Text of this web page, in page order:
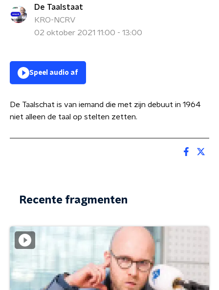
De Taalstaat
KRO-NCRV
02 oktober 2021 11:00 - 13:00
Speel audio af
De Taalschat is van iemand die met zijn debuut in 1964
niet alleen de taal op stelten zetten.
Recente fragmenten